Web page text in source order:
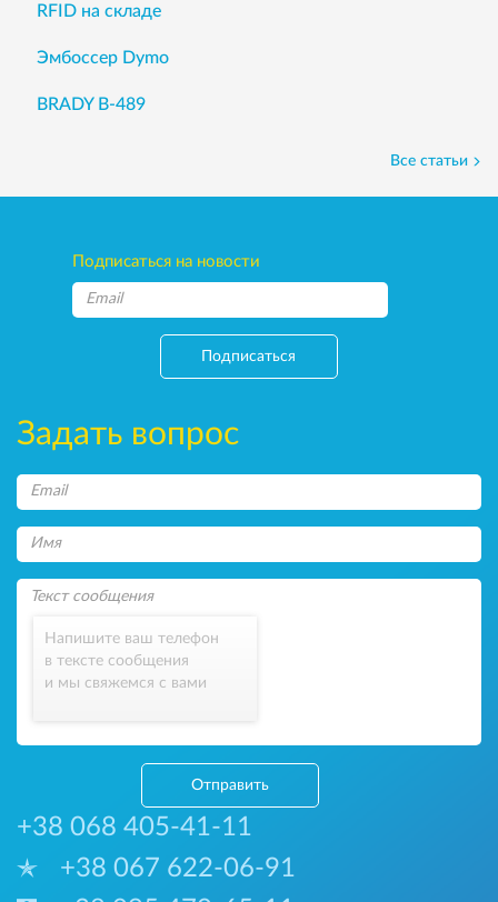
RFID на складе
Эмбоссер Dymo
BRADY B-489
Все статьи
Подписаться на новости
Подписаться
Задать вопрос
Напишите ваш телефон
в тексте сообщения
и мы свяжемся с вами
Отправить
+38 068 405-41-11
+38 067 622-06-91